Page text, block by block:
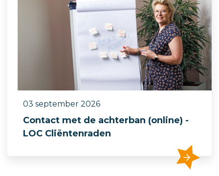
03 september 2026
Contact met de achterban (online) -
LOC Cliëntenraden